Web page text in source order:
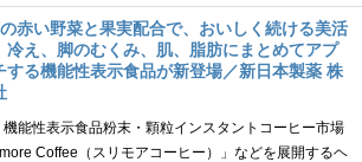
赤い野菜と果実配合で、おいしく続ける美活
冷え、脚のむくみ、肌、脂肪にまとめてアプ
する機能性表示食品が新登場／新日本製薬 株
能性表示食品粉末・顆粒インスタントコーヒー市場
Coffee（スリモアコーヒー）」などを展開するヘ